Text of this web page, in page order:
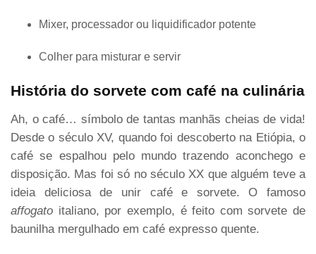
Mixer, processador ou liquidificador potente
Colher para misturar e servir
História do sorvete com café na culinária
Ah, o café… símbolo de tantas manhãs cheias de vida!
Desde o século XV, quando foi descoberto na Etiópia, o
café se espalhou pelo mundo trazendo aconchego e
disposição. Mas foi só no século XX que alguém teve a
ideia deliciosa de unir café e sorvete. O famoso
affogato italiano, por exemplo, é feito com sorvete de
baunilha mergulhado em café expresso quente.